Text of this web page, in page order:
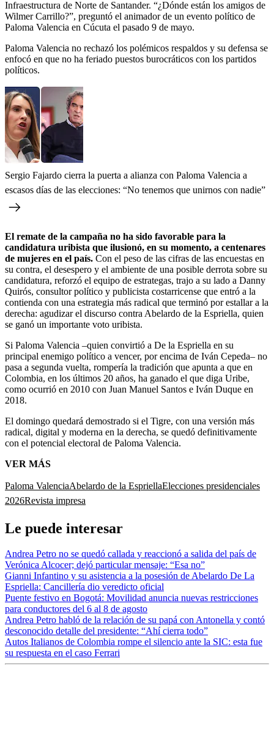
Infraestructura de Norte de Santander. “¿Dónde están los amigos de
Wilmer Carrillo?”, preguntó el animador de un evento político de
Paloma Valencia en Cúcuta el pasado 9 de mayo.
Paloma Valencia no rechazó los polémicos respaldos y su defensa se
enfocó en que no ha feriado puestos burocráticos con los partidos
políticos.
Sergio Fajardo cierra la puerta a alianza con Paloma Valencia a
escasos días de las elecciones: “No tenemos que unirnos con nadie”
El remate de la campaña no ha sido favorable para la
candidatura uribista que ilusionó, en su momento, a centenares
de mujeres en el país. Con el peso de las cifras de las encuestas en
su contra, el desespero y el ambiente de una posible derrota sobre su
candidatura, reforzó el equipo de estrategas, trajo a su lado a Danny
Quirós, consultor político y publicista costarricense que entró a la
contienda con una estrategia más radical que terminó por estallar a la
derecha: agudizar el discurso contra Abelardo de la Espriella, quien
se ganó un importante voto uribista.
Si Paloma Valencia –quien convirtió a De la Espriella en su
principal enemigo político a vencer, por encima de Iván Cepeda– no
pasa a segunda vuelta, rompería la tradición que apunta a que en
Colombia, en los últimos 20 años, ha ganado el que diga Uribe,
como ocurrió en 2010 con Juan Manuel Santos e Iván Duque en
2018.
El domingo quedará demostrado si el Tigre, con una versión más
radical, digital y moderna en la derecha, se quedó definitivamente
con el potencial electoral de Paloma Valencia.
VER MÁS
Paloma ValenciaAbelardo de la EspriellaElecciones presidenciales
2026Revista impresa
Le puede interesar
Andrea Petro no se quedó callada y reaccionó a salida del país de
Verónica Alcocer; dejó particular mensaje: “Esa no”
Gianni Infantino y su asistencia a la posesión de Abelardo De La
Espriella: Cancillería dio veredicto oficial
Puente festivo en Bogotá: Movilidad anuncia nuevas restricciones
para conductores del 6 al 8 de agosto
Andrea Petro habló de la relación de su papá con Antonella y contó
desconocido detalle del presidente: “Ahí cierra todo”
Autos Italianos de Colombia rompe el silencio ante la SIC: esta fue
su respuesta en el caso Ferrari